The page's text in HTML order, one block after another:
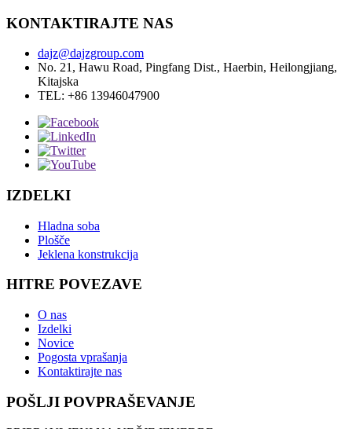
KONTAKTIRAJTE NAS
dajz@dajzgroup.com
No. 21, Hawu Road, Pingfang Dist., Haerbin, Heilongjiang,
Kitajska
TEL: +86 13946047900
IZDELKI
Hladna soba
Plošče
Jeklena konstrukcija
HITRE POVEZAVE
O nas
Izdelki
Novice
Pogosta vprašanja
Kontaktirajte nas
POŠLJI POVPRAŠEVANJE